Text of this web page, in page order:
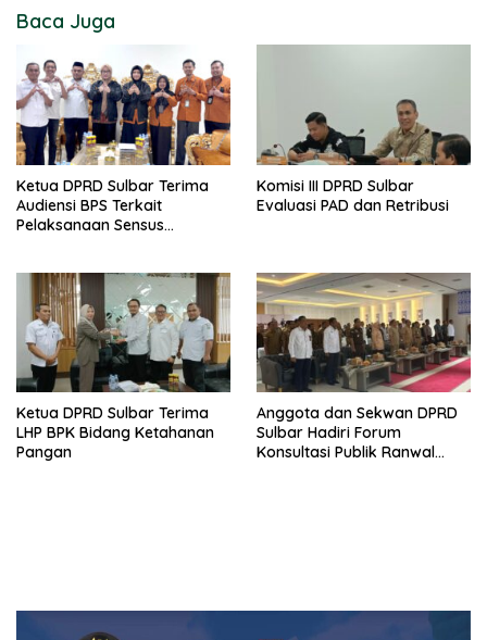
Baca Juga
Ketua DPRD Sulbar Terima
Audiensi BPS Terkait
Pelaksanaan Sensus
Komisi III DPRD Sulbar
Evaluasi PAD dan Retribusi
Ketua DPRD Sulbar Terima
LHP BPK Bidang Ketahanan
Pangan
Anggota dan Sekwan DPRD
Sulbar Hadiri Forum
Konsultasi Publik Ranwal